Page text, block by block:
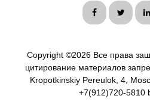
Copyright ©2026 Все права
цитирование материалов
Kropotkinskiy Pereulok, 4,
+7(912)720-5810